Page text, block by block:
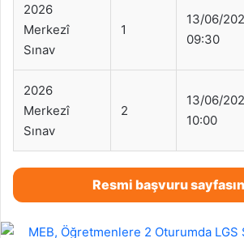
2026
Merkezî
Sınav
1
13/06/
09:30
2026
Merkezî
Sınav
2
13/06/
10:00
Resmi başvuru